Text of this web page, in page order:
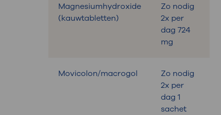
Magnesiumhydroxide
(kauwtabletten)
Zo nodig
2x per
dag 724
mg
Movicolon/macrogol
Zo nodig
2x per
dag 1
sachet